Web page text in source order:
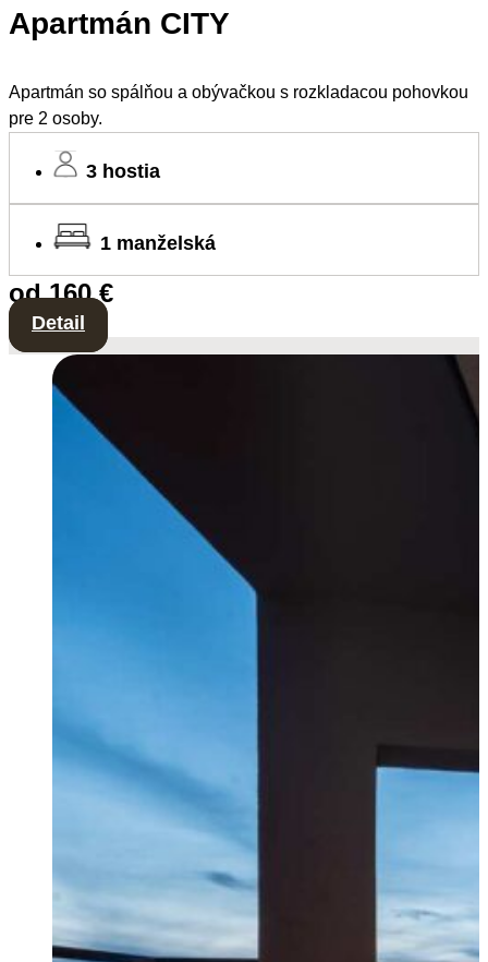
Apartmán CITY
Apartmán so spálňou a obývačkou s rozkladacou pohovkou
pre 2 osoby.
3 hostia
1 manželská
od 160 €
Detail